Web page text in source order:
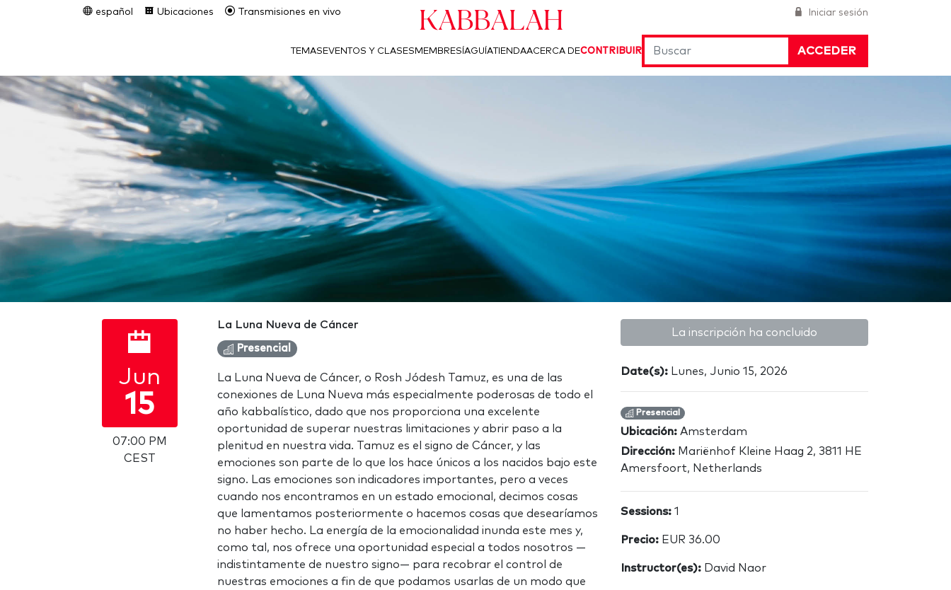
Iniciar sesión
español Ubicaciones Transmisiones en vivo Kabbalah
ACCEDER
TEMAS EVENTOS Y CLASES MEMBRESÍAGUÍATIENDAACERCA DECONTRIBUIR
Jun
15
07:00 PM
CEST
La Luna Nueva de Cáncer
Presencial
La Luna Nueva de Cáncer, o Rosh Jódesh Tamuz, es una de las
conexiones de Luna Nueva más especialmente poderosas de todo el
año kabbalístico, dado que nos proporciona una excelente
oportunidad de superar nuestras limitaciones y abrir paso a la
plenitud en nuestra vida. Tamuz es el signo de Cáncer, y las
emociones son parte de lo que los hace únicos a los nacidos bajo este
signo. Las emociones son indicadores importantes, pero a veces
cuando nos encontramos en un estado emocional, decimos cosas
que lamentamos posteriormente o hacemos cosas que desearíamos
no haber hecho. La energía de la emocionalidad inunda este mes y,
como tal, nos ofrece una oportunidad especial a todos nosotros —
indistintamente de nuestro signo— para recobrar el control de
nuestras emociones a fin de que podamos usarlas de un modo que
La inscripción ha concluido
Date(s): Lunes, Junio 15, 2026
Presencial
Ubicación: Amsterdam
Dirección: Mariënhof Kleine Haag 2, 3811 HE
Amersfoort, Netherlands
Sessions: 1
Precio: EUR 36.00
Instructor(es): David Naor